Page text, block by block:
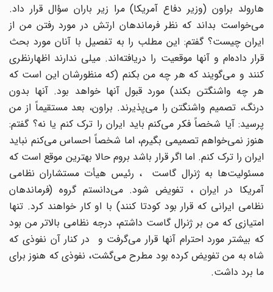
هارولد براون (وزیر دفاع آمریکا) مرا زیر باران سؤال قرار داد.
می‌خواست بداند که نظر فرماندهان ارتش در مورد رفتن من از
ایران چیست؟ گفتم: این مطلب را به تفصیل با آنان مورد بحث
قرار داده‌ام و آنها موقعیت را دریافته‌اند. میلی ندارند اظهارنظری
کنند و می‌گویند که هر چه من بکنم (که منظورشان این است که
هر چه واشنگتن بکند) مورد قبول آنها خواهد بود. آنها بدون
درنگ، تصمیم واشنگتن را می‌پذیرند. براون، بعد مستقیماً از من
پرسید: آیا شخصاً فکر می‌کنم باید ایران را ترک کنم یا نه؟ گفتم:
هنوز نمی‌خواهم تصمیمی بگیرم، اما شخصاً احساس می‌کنم نباید
ایران را ترک کنم. اما اگر قرار باشد بروم حالا بهترین موقع است که
مسئولیت‌ها به ژنرال گاست ، رئیس هیأت مستشاران نظامی
آمریکا در ایران ، تفویض شود. می‌دانستم گروه (فرماندهان
نظامی ایرانی که قرار بود کودتا کنند) با او کار خواهند کرد. تنها
امتیازی که من بر ژنرال گاست داشتم، درجه نظامی بالاتر من بود
که بیشتر مورد احترام آنها قرار می‌گرفت و در کنار آن نفوذی که
شاه به من تفویض کرده بود مطرح می‌گشت، نفوذی که هنوز برای
ما برد داشت.